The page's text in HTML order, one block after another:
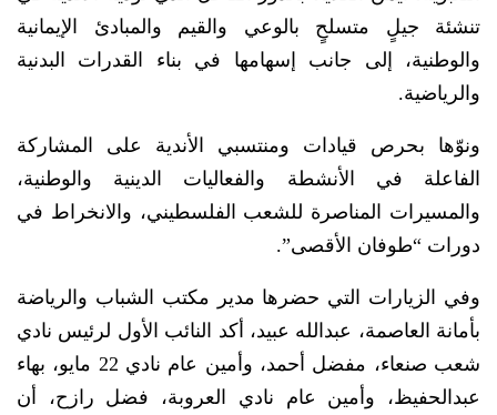
تنشئة جيلٍ متسلحٍ بالوعي والقيم والمبادئ الإيمانية
والوطنية، إلى جانب إسهامها في بناء القدرات البدنية
والرياضية.
ونوّها بحرص قيادات ومنتسبي الأندية على المشاركة
الفاعلة في الأنشطة والفعاليات الدينية والوطنية،
والمسيرات المناصرة للشعب الفلسطيني، والانخراط في
دورات “طوفان الأقصى”.
وفي الزيارات التي حضرها مدير مكتب الشباب والرياضة
بأمانة العاصمة، عبدالله عبيد، أكد النائب الأول لرئيس نادي
شعب صنعاء، مفضل أحمد، وأمين عام نادي 22 مايو، بهاء
عبدالحفيظ، وأمين عام نادي العروبة، فضل رازح، أن